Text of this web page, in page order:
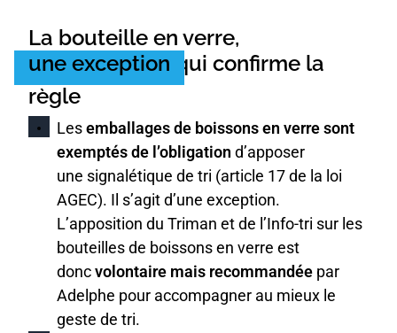
La bouteille en verre,
une exception qui confirme la
règle
Lesemballages de boissons en verre sont
exemptés de l’obligation d’apposer
une signalétique de tri (article 17 de la loi
AGEC). Il s’agit d’une exception.
L’apposition du Triman et de l’Info-tri sur les
bouteilles de boissons en verre est
doncvolontaire mais recommandée par
Adelphe pour accompagner au mieux le
geste de tri.